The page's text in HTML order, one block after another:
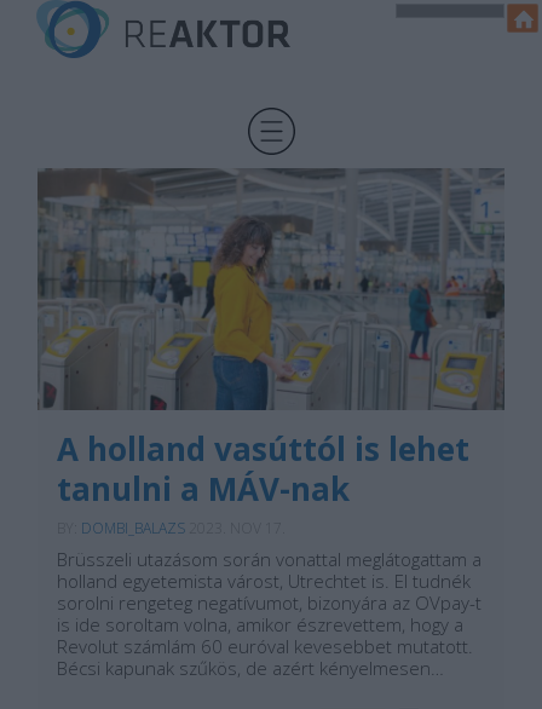
A holland vasúttól is lehet
tanulni a MÁV-nak
DOMBI_BALAZS
Brüsszeli utazásom során vonattal meglátogattam a
holland egyetemista várost, Utrechtet is. El tudnék
sorolni rengeteg negatívumot, bizonyára az OVpay-t
is ide soroltam volna, amikor észrevettem, hogy a
Revolut számlám 60 euróval kevesebbet mutatott.
Bécsi kapunak szűkös, de azért kényelmesen…